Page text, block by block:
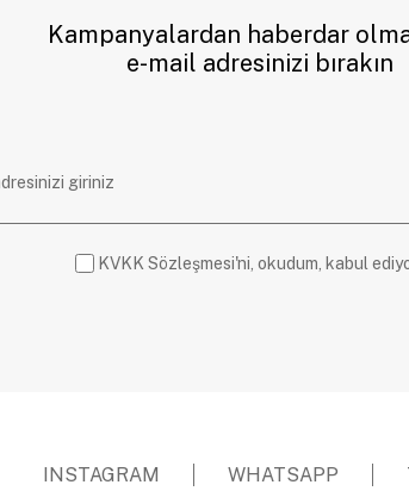
Kampanyalardan haberdar
e-mail adresinizi bırakın
KVKK Sözleşmesi'ni, okudum, kabul
INSTAGRAM WHATSAPP